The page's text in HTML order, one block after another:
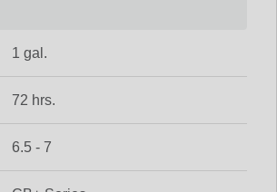
1 gal.
72 hrs.
6.5 - 7